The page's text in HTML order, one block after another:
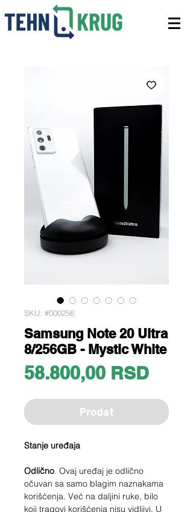
SKU: #000256
Samsung Note 20 Ultra
8/256GB - Mystic White
58.800,00 RSDPrice
Prodat
Stanje uređaja
Odlično. Ovaj uređaj je odlično
očuvan sa samo blagim naznakama
korišćenja. Već na daljini ruke, bilo
koji tragovi korišćenja nisu vidljivi. U